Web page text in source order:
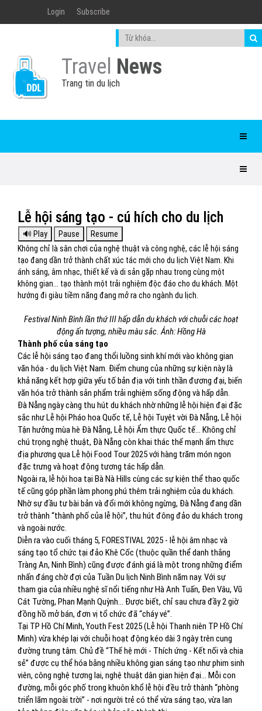
Login Subscribe
Travel News
Trang tin du lịch
Lễ hội sáng tạo - cú hích cho du lịch
Không chỉ là sân chơi của nghệ thuật và công nghệ, các lễ hội sáng
tạo đang dần trở thành chất xúc tác mới cho du lịch Việt Nam. Khi
ánh sáng, âm nhạc, thiết kế và di sản gặp nhau trong cùng một
không gian... tạo thành một trải nghiệm độc đáo cho du khách. Một
hướng đi giàu tiềm năng đang mở ra cho ngành du lịch.
Festival Ninh Bình lần thứ III hấp dẫn du khách với chuỗi các hoạt
động ấn tượng, nhiều màu sắc. Ảnh: Hồng Hà
Thành phố của sáng tạo
Các lễ hội sáng tạo đang thổi luồng sinh khí mới vào không gian
văn hóa - du lịch Việt Nam. Điểm chung của những sự kiện này là
khả năng kết hợp giữa yếu tố bản địa với tinh thần đương đại, biến
văn hóa trở thành sản phẩm trải nghiệm sống động và hấp dẫn.
Đà Nẵng ngày càng thu hút du khách nhờ những lễ hội hiện đại đặc
sắc như Lễ hội Pháo hoa Quốc tế, Lễ hội Tuyệt vời Đà Nẵng, Lễ hội
Tận hưởng mùa hè Đà Nẵng, Lễ hội Ẩm thực Quốc tế... Không chỉ
chú trọng nghệ thuật, Đà Nẵng còn khai thác thế mạnh ẩm thực
địa phương qua Lễ hội Food Tour 2025 với hàng trăm món ngon
đặc trưng và hoạt động tương tác hấp dẫn.
Ngoài ra, lễ hội hoa tại Bà Nà Hills cùng các sự kiện thể thao quốc
tế cũng góp phần làm phong phú thêm trải nghiệm của du khách.
Nhờ sự đầu tư bài bản và đổi mới không ngừng, Đà Nẵng đang dần
trở thành “thành phố của lễ hội”, thu hút đông đảo du khách trong
và ngoài nước.
Diễn ra vào cuối tháng 5, FORESTIVAL 2025 - lễ hội âm nhạc và
sáng tạo tổ chức tại đảo Khê Cốc (thuộc quần thể danh thắng
Tràng An, Ninh Bình) cũng được đánh giá là một trong những điểm
nhấn đáng chờ đợi của Tuần Du lịch Ninh Bình năm nay. Với sự
tham gia của nhiều nghệ sĩ nổi tiếng như Hà Anh Tuấn, Đen Vâu, Vũ
Cát Tường, Phan Mạnh Quỳnh… Được biết, chỉ sau chưa đầy 2 giờ
đồng hồ mở bán, đơn vị tổ chức đã “cháy vé”.
Tại TP Hồ Chí Minh, Youth Fest 2025 (Lễ hội Thanh niên TP Hồ Chí
Minh) vừa khép lại với chuỗi hoạt động kéo dài 3 ngày trên cung
đường trung tâm. Chủ đề “Thế hệ mới - Thích ứng - Kết nối và chia
sẻ” được cụ thể hóa bằng nhiều không gian sáng tạo như phim sinh
viên, công nghệ tương lai, nghệ thuật dân gian hiện đại... Mỗi con
đường, mỗi góc phố trong khuôn khổ lễ hội đều trở thành “phòng
triển lãm ngoài trời” - nơi người trẻ có thể vừa sáng tạo, vừa lan